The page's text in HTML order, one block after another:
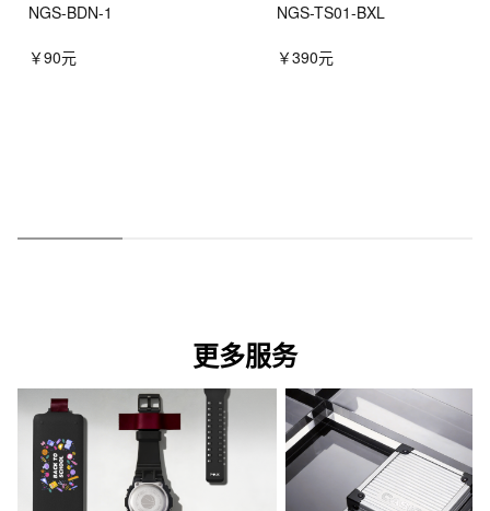
NGS-BDN-1
￥90元
NGS-TS01-BXL
￥390元
更多服务